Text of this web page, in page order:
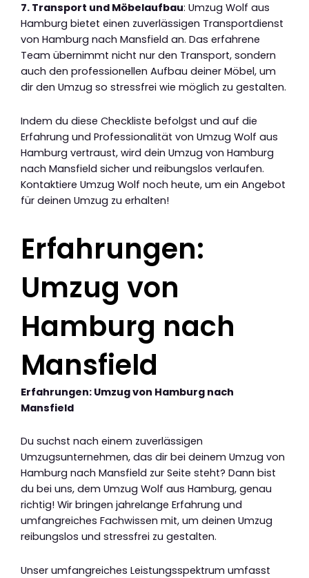
7. Transport und Möbelaufbau: Umzug Wolf aus
Hamburg bietet einen zuverlässigen Transportdienst
von Hamburg nach Mansfield an. Das erfahrene
Team übernimmt nicht nur den Transport, sondern
auch den professionellen Aufbau deiner Möbel, um
dir den Umzug so stressfrei wie möglich zu gestalten.
Indem du diese Checkliste befolgst und auf die
Erfahrung und Professionalität von Umzug Wolf aus
Hamburg vertraust, wird dein Umzug von Hamburg
nach Mansfield sicher und reibungslos verlaufen.
Kontaktiere Umzug Wolf noch heute, um ein Angebot
für deinen Umzug zu erhalten!
Erfahrungen:
Umzug von
Hamburg nach
Mansfield
Erfahrungen: Umzug von Hamburg nach
Mansfield
Du suchst nach einem zuverlässigen
Umzugsunternehmen, das dir bei deinem Umzug von
Hamburg nach Mansfield zur Seite steht? Dann bist
du bei uns, dem Umzug Wolf aus Hamburg, genau
richtig! Wir bringen jahrelange Erfahrung und
umfangreiches Fachwissen mit, um deinen Umzug
reibungslos und stressfrei zu gestalten.
Unser umfangreiches Leistungsspektrum umfasst